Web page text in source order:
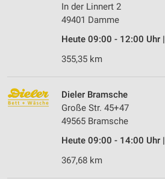
In der Linnert 2
49401 Damme
Heute 09:00 - 12:00 Uhr |
355,35 km
Dieler Bramsche
Große Str. 45+47
49565 Bramsche
Heute 09:00 - 14:00 Uhr |
367,68 km